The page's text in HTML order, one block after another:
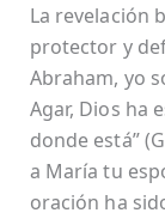
La revelación
protector y
Abraham, yo
Agar, Dios ha
donde está”
a María tu
oración ha